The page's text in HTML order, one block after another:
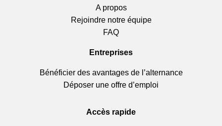
A propos
Rejoindre notre équipe
FAQ
Entreprises
Bénéficier des avantages de l’alternance
Déposer une offre d’emploi
Accès rapide